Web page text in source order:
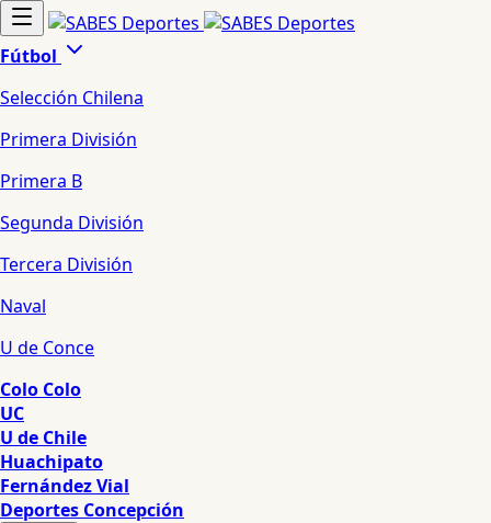
Fútbol
Selección Chilena
Primera División
Primera B
Segunda División
Tercera División
Naval
U de Conce
Colo Colo
UC
U de Chile
Huachipato
Fernández Vial
Deportes Concepción